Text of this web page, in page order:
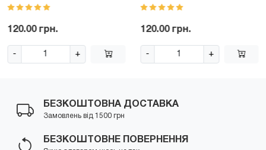
120.00 грн.
- +
120.00 грн.
- +
БЕЗКОШТОВНА ДОСТАВКА
Замовлень від 1500 грн
БЕЗКОШТОВНЕ ПОВЕРНЕННЯ